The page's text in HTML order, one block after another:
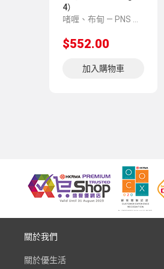
4）
$552.00
加入購物車
關於我們
關於優生活